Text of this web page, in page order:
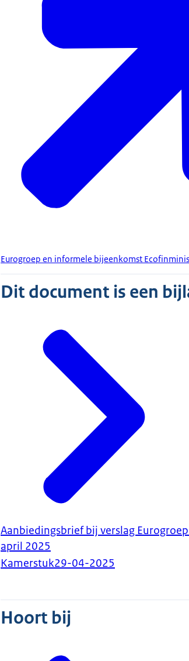
Eurogroep en informele bijeenkomst
Dit document is een
Aanbiedingsbrief bij verslag
april 2025
Kamerstuk29-04-2025
Hoort bij